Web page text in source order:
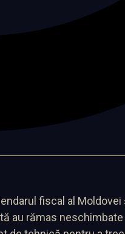
fiscal al
au rămas